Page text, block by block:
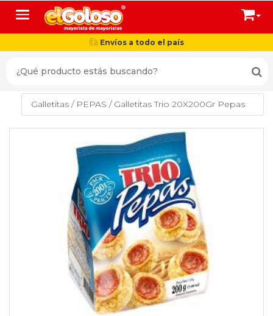
Toggle navigation
Envíos a todo el país
Galletitas / PEPAS / Galletitas Trio 20X200Gr Pepas